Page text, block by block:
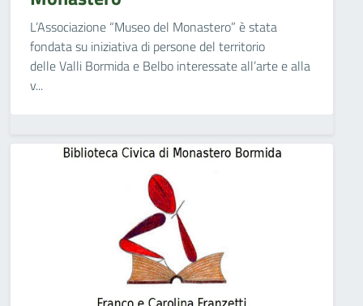
L’Associazione “Museo del Monastero” è stata
fondata su iniziativa di persone del territorio
delle Valli Bormida e Belbo interessate all’arte e alla
v...